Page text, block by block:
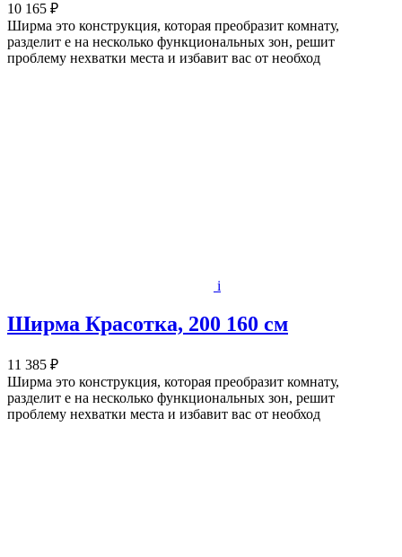
10 165 ₽
Ширма это конструкция, которая преобразит комнату,
разделит е на несколько функциональных зон, решит
проблему нехватки места и избавит вас от необход
i
Ширма Красотка, 200 160 см
11 385 ₽
Ширма это конструкция, которая преобразит комнату,
разделит е на несколько функциональных зон, решит
проблему нехватки места и избавит вас от необход